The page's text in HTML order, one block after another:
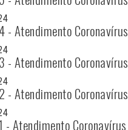
- Atendimento Coronavírus
- Atendimento Coronavírus
- Atendimento Coronavírus
- Atendimento Coronavírus